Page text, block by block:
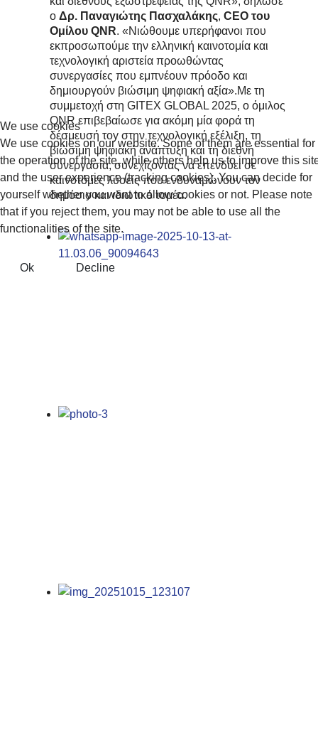
ο Δρ. Παναγιώτης Πασχαλάκης, CEO του
Ομίλου QNR. «Νιώθουμε υπερήφανοι που
εκπροσωπούμε την ελληνική καινοτομία και
τεχνολογική αριστεία προωθώντας
συνεργασίες που εμπνέουν πρόοδο και
δημιουργούν βιώσιμη ψηφιακή αξία».Με τη
συμμετοχή στη GITEX GLOBAL 2025, ο όμιλος
QNR επιβεβαίωσε για ακόμη μία φορά τη
δέσμευσή τoy στην τεχνολογική εξέλιξη, τη
βιώσιμη ψηφιακή ανάπτυξη και τη διεθνή
συνεργασία, συνεχίζοντας να επενδύει σε
καινοτόμες λύσεις που ενδυναμώνουν τον
δημόσιο και ιδιωτικό τομέα.
We use cookies
We use cookies on our website. Some of them are essential for
the operation of the site, while others help us to improve this
and the user experience (tracking cookies). You can decide for
yourself whether you want to allow cookies or not. Please note
that if you reject them, you may not be able to use all the
functionalities of the site.
Ok Decline